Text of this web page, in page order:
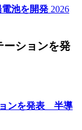
池を開発 2026
ーションを発
ンを発表 半導